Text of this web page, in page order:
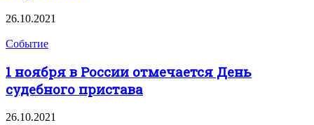
26.10.2021
Событие
1 ноября в России отмечается День
судебного пристава
26.10.2021